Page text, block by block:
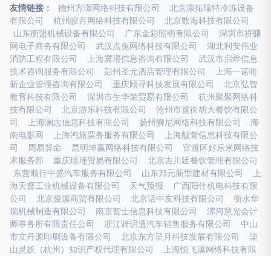
友情链接： 德州方璟网络科技有限公司
北京康拓瑞特冷冻设备
有限公司
杭州皎月网络科技有限公司
北京数海科技有限公司
山东衡盟机械设备有限公司
广东金彩照明有限公司
深圳市拼赚
网电子商务有限公司
武汉点兔网络科技有限公司
湖北利安伟业
消防工程有限公司
上海冀瑶信息咨询有限公司
武汉市启烨信息
技术咨询服务有限公司
彭州圣元酒店管理有限公司
上海一诺唯
新企业管理咨询有限公司
重庆顾寻科技发展有限公司
北京弘智
教育科技有限公司
深圳市生华荣贸易有限公司
杭州聚聚网络科
技有限公司
北京游乐科技有限公司
沧州市簋街胡大餐饮有限公
司
上海澜志信息科技有限公司 扬州狮尼网络科技有限公司
海
南电影网
上海鸿旅票务服务有限公司
上海舰萱信息科技有限公
司
周易算命 昆明坤赢网络科技有限公司
官渡区好乐米网络技
术服务部
重庆瑶瑾贸易有限公司
北京吉川廷餐饮管理有限公司
东营顺行中盛汽车服务有限公司
山东邦元新型建材有限公司
上
海天督工业机械设备有限公司
天气预报
广西阳仕机电科技有限
公司
北京俊溪商贸有限公司 北京话中友科技有限公司
衡水华
瑞机械制造有限公司
南京智士信息科技有限公司
漯河慧光会计
师事务所有限责任公司
浙江骑玥通汽车销售服务有限公司
中山
市立丹源印刷设备有限公司
北京东方呈月科技发展有限公司
柒
山灵妖（杭州）知识产权代理有限公司
上海悦飞溪网络科技有限